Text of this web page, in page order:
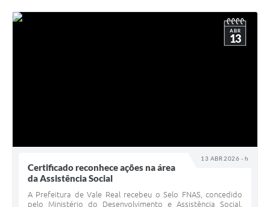
13 ABR 2026 - h
ABR
13
Certificado reconhece ações na área
da Assistência Social
A Prefeitura de Vale Real recebeu o Selo FNAS, concedido
pelo Ministério do Desenvolvimento e Assistência Social,